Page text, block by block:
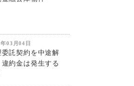
03月04日
委託契約を中途解
違約金は発生する